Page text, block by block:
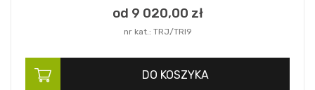
od 9 020,00 zł
nr kat.: TRJ/TRI9
DO KOSZYKA